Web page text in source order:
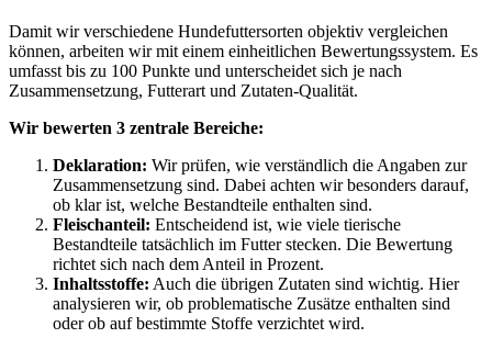
Damit wir verschiedene Hundefuttersorten objektiv vergleichen
können, arbeiten wir mit einem einheitlichen Bewertungssystem. Es
umfasst bis zu 100 Punkte und unterscheidet sich je nach
Zusammensetzung, Futterart und Zutaten-Qualität.
Wir bewerten 3 zentrale Bereiche:
Deklaration: Wir prüfen, wie verständlich die Angaben zur
Zusammensetzung sind. Dabei achten wir besonders darauf,
ob klar ist, welche Bestandteile enthalten sind.
Fleischanteil: Entscheidend ist, wie viele tierische
Bestandteile tatsächlich im Futter stecken. Die Bewertung
richtet sich nach dem Anteil in Prozent.
Inhaltsstoffe: Auch die übrigen Zutaten sind wichtig. Hier
analysieren wir, ob problematische Zusätze enthalten sind
oder ob auf bestimmte Stoffe verzichtet wird.